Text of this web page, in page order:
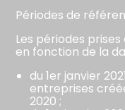
Périodes de
Les périodes
en fonction de la
du 1er janvier
entreprises
2020 ;